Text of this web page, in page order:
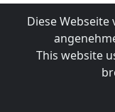
Diese
This website